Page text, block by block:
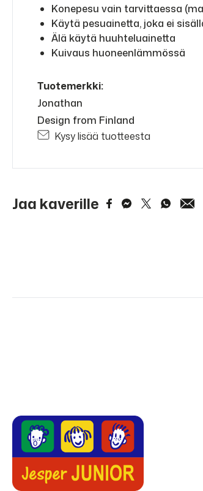
Konepesu vain tarvittaessa
Käytä pesuainetta, joka ei
Älä käytä huuhteluainetta
Kuivaus huoneenlämmössä
Tuotemerkki:
Jonathan
Design from Finland
Kysy lisää tuotteesta
Jaa kaverille